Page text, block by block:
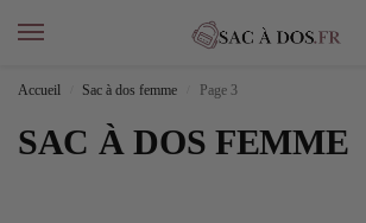
Accueil Sac à dos femme Page 3
SAC À DOS FEMME